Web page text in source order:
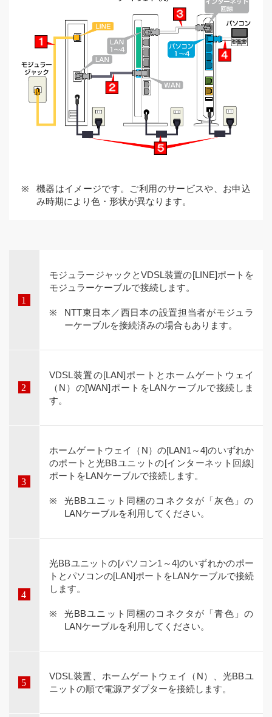
機器はイメージです。ご利用のサービスや、お申込
み時期により色・形状が異なります。
モジュラージャックとVDSL装置の[LINE]ポートを
モジュラーケーブルで接続します。
NTT東日本／西日本の設置担当者がモジュラ
ーケーブルを接続済みの場合もあります。
VDSL装置の[LAN]ポートとホームゲートウェイ
（N）の[WAN]ポートをLANケーブルで接続しま
す。
ホームゲートウェイ（N）の[LAN1～4]のいずれか
のポートと光BBユニットの[インターネット回線]
ポートをLANケーブルで接続します。
光BBユニット同梱のコネクタが「灰色」の
LANケーブルを利用してください。
光BBユニットの[パソコン1～4]のいずれかのポー
トとパソコンの[LAN]ポートをLANケーブルで接続
します。
光BBユニット同梱のコネクタが「青色」の
LANケーブルを利用してください。
VDSL装置、ホームゲートウェイ（N）、光BBユ
ニットの順で電源アダプターを接続します。